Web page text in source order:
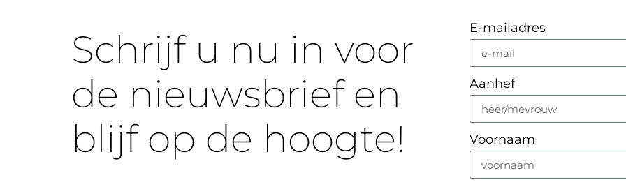
Schrijf u nu in voor
de nieuwsbrief en
blijf op de hoogte!
E-mailadres
Aanhef
Voornaam